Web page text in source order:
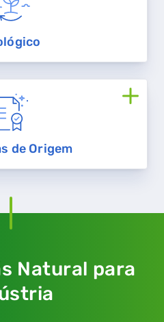
de Origem
Natural para